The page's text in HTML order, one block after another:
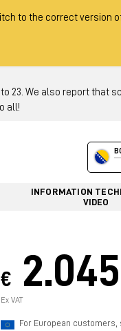
to the correct version
to 23. We also report
all!
INFORMATION
VIDEO
€
Ex VAT
For European